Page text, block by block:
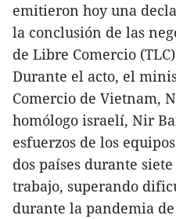
emitieron hoy una
la conclusión de las
de Libre Comercio
Durante el acto, el
Comercio de Vietnam,
homólogo israelí, Nir
esfuerzos de los
dos países durante
trabajo, superando
durante la pandemia